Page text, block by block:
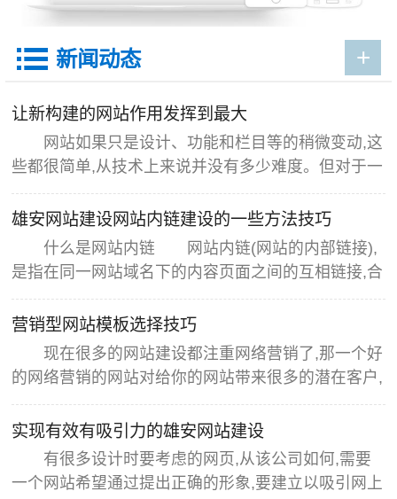
 新闻动态 +
让新构建的网站作用发挥到最大
网站如果只是设计、功能和栏目等的稍微变动,这
些都很简单,从技术上来说并没有多少难度。但对于一
些对搜索引擎特别不友好的网站,如果没有针对性的改
版,相当于只给网站换了一个外壳,对于网站本身的发
展来说,没有多大的作用。所以,不管是需要改版还是
重新建设,都要先认真分析,做好网站整体规划,找出网
雄安网站建设网站内链建设的一些方法技巧
什么是网站内链 网站内链(网站的内部链接),
是指在同一网站域名下的内容页面之间的互相链接,合
理的内链有利于提高用户体验以及搜索引擎对网站的
爬行索引效率,进而提高搜索引擎的收录与网站权
重。 很多朋友会有疑问,现在用什么方法做外链最
好,或者对自身要求比较低?我想必然是论坛,论坛很多
营销型网站模板选择技巧
现在很多的网站建设都注重网络营销了,那一个好
的网络营销的网站对给你的网站带来很多的潜在客户,
那现在的建站公司都是在很多的CMS的基础上在二次
开发做出的网站。 现在在互联网上做的有名的也
就那么几种CMS,如果我们做网站都用的话就会在互
联网上形成很多相同的网站结构,目前对于网站模板而
实现有效有吸引力的雄安网站建设
有很多设计时要考虑的网页,从该公司如何,需要
一个网站希望通过提出正确的形象,要建立以吸引网上